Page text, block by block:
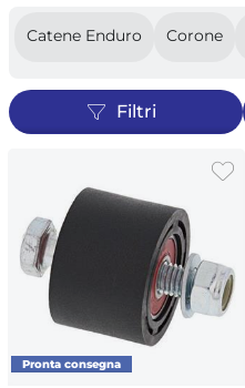
Catene Enduro Corone
Filtri